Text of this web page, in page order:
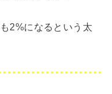
2%になるという太